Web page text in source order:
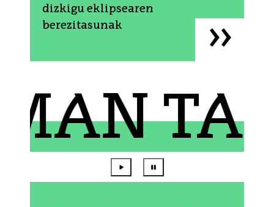
dizkigu eklipsearen
berezitasunak
TA